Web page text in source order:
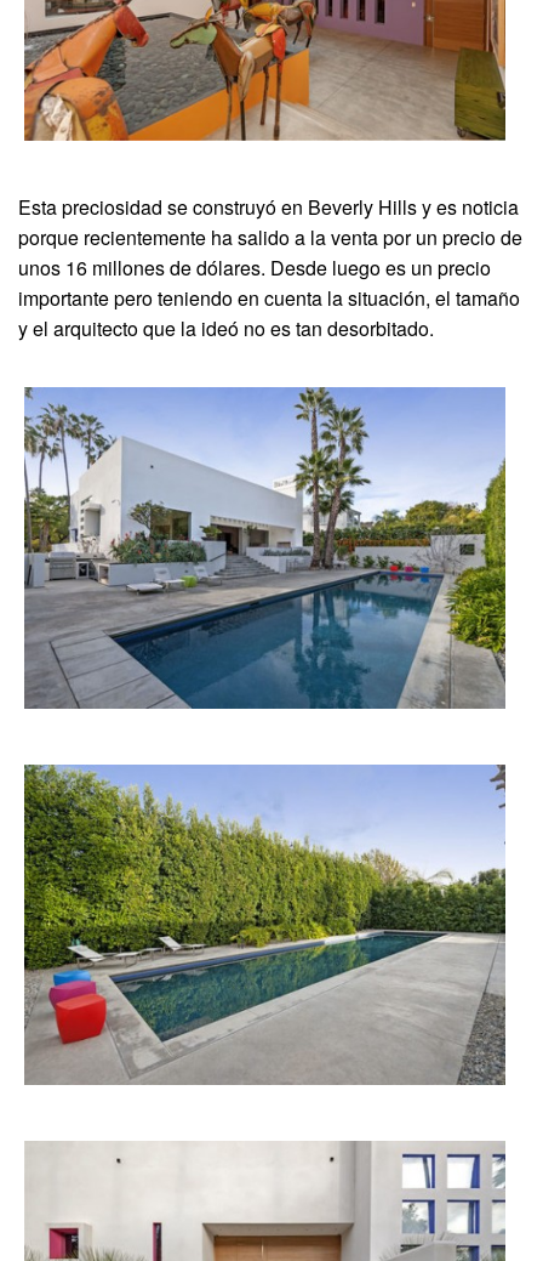
Esta preciosidad se construyó en Beverly Hills y es noticia
porque recientemente ha salido a la venta por un precio de
unos 16 millones de dólares. Desde luego es un precio
importante pero teniendo en cuenta la situación, el tamaño
y el arquitecto que la ideó no es tan desorbitado.